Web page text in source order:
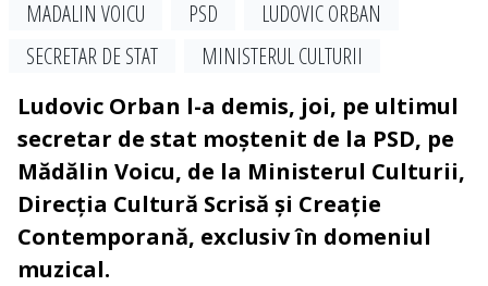
MADALIN VOICU PSD
LUDOVIC ORBAN
SECRETAR DE STAT
MINISTERUL CULTURII
Ludovic Orban l-a demis, joi, pe ultimul
secretar de stat moștenit de la PSD, pe
Mădălin Voicu, de la Ministerul Culturii,
Direcția Cultură Scrisă și Creație
Contemporană, exclusiv în domeniul
muzical.